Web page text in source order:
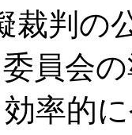
裁判の
員会
効率的